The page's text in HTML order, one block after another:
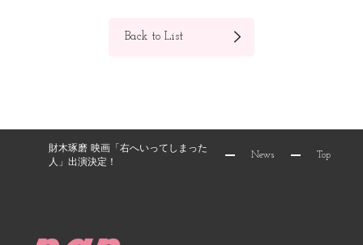
Back to List
財木琢磨 映画「右へいってしまった
人」出演決定！
News Top